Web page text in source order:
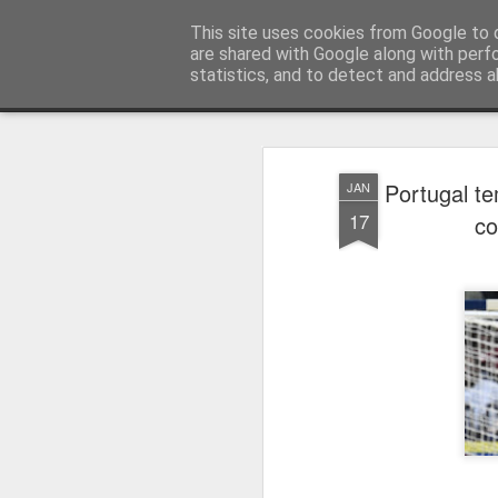
JAN
17
Portugal
This site uses cookies from Google to
are shared with Google along with
statistics, and to detect and address
Press Magazine